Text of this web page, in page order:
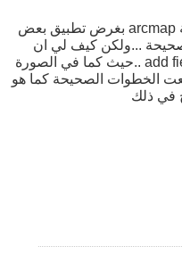
-قمت باضافة ملف اكسيل الى واجهة arcmap بغرض تطبيق بعض
...ولكن كيف لي ان
افعل خيار field calculator وخيار add field ..حيث كما في الصورة
الخطوات الصحيحة كما هو
في ذلك